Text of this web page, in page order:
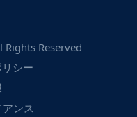
Reserved
シー
ンス